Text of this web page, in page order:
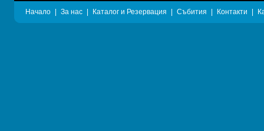
Начало За нас Каталог и Резервация Събития Контакти